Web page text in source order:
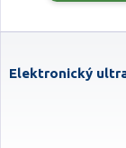
Elektronický